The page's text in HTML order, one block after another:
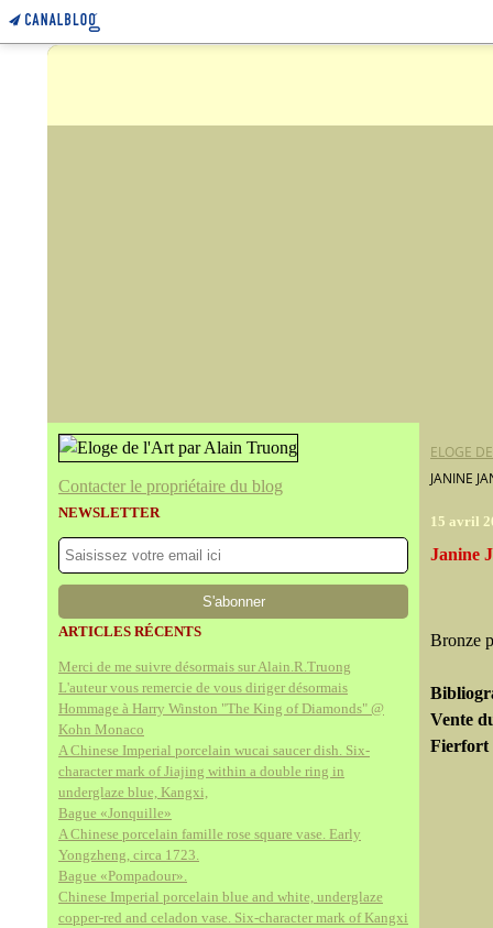
Contacter le propriétaire du blog
NEWSLETTER
ARTICLES RÉCENTS
Merci de me suivre désormais sur Alain.R.Truong
L'auteur vous remercie de vous diriger désormais
Hommage à Harry Winston "The King of Diamonds" @
Kohn Monaco
A Chinese Imperial porcelain wucai saucer dish. Six-
character mark of Jiajing within a double ring in
underglaze blue, Kangxi,
Bague «Jonquille»
A Chinese porcelain famille rose square vase. Early
Yongzheng, circa 1723.
Bague «Pompadour».
Chinese Imperial porcelain blue and white, underglaze
copper-red and celadon vase. Six-character mark of Kangxi
ELOGE
JANINE
15 avril
Janine
Bronze
Vente
Fierfort